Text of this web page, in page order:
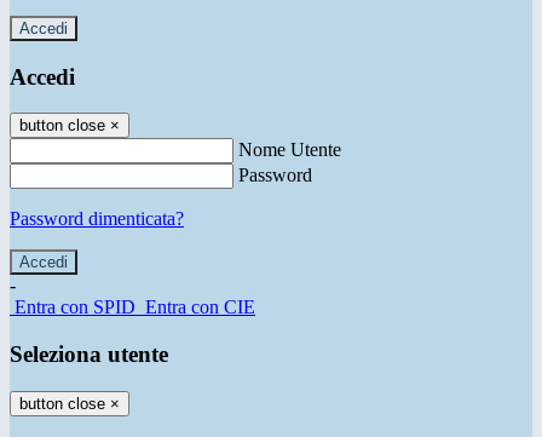
Accedi
Accedi
button close ×
Nome Utente
Password
Password dimenticata?
-
Entra con SPID Entra con CIE
Seleziona utente
button close ×